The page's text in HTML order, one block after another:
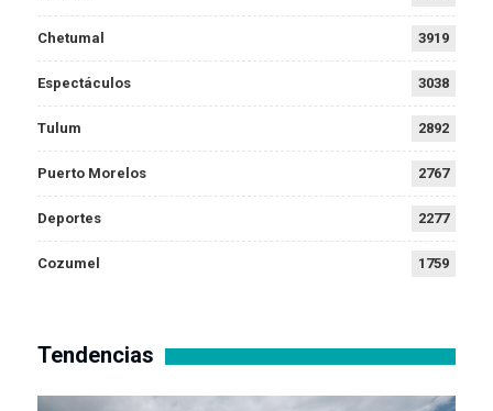
Chetumal 3919
Espectáculos 3038
Tulum 2892
Puerto Morelos 2767
Deportes 2277
Cozumel 1759
Tendencias